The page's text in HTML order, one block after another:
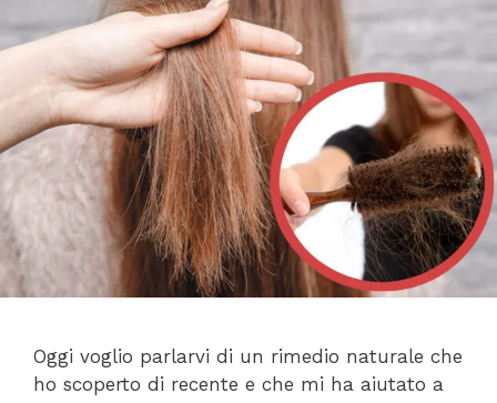
Oggi voglio parlarvi di un rimedio naturale che
ho scoperto di recente e che mi ha aiutato a